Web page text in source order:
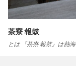
茶寮 報鼓
とは 『茶寮 報鼓』は熱